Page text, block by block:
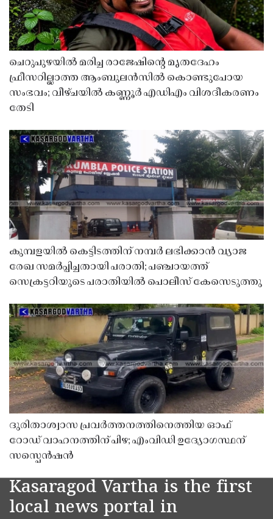
ചെറുപുഴയിൽ മരിച്ച രാജേഷിൻ്റെ മൃതദേഹം
ഫ്രീസറില്ലാത്ത ആംബുലൻസിൽ കൊണ്ടുപോയ
സംഭവം; വീഴ്ചയിൽ കണ്ണൂർ എഡിഎം വിശദീകരണം
തേടി
കുമ്പളയിൽ കെട്ടിടത്തിന് നമ്പർ ലഭിക്കാൻ വ്യാജ
രേഖ സമർപ്പിച്ചതായി പരാതി; പഞ്ചായത്ത്
സെക്രട്ടറിയുടെ പരാതിയിൽ പൊലീസ് കേസെടുത്തു
ദുരിതാശ്വാസ പ്രവർത്തനത്തിനെത്തിയ ഓഫ്
റോഡ് വാഹനത്തിന് പിഴ; എംവിഡി ഉദ്യോഗസ്ഥന്
സസ്പെൻഷൻ
Kasaragod Vartha is the first
local news portal in